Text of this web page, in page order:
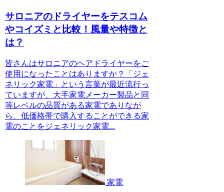
サロニアのドライヤーをテスコム
やコイズミと比較！風量や特徴と
は？
皆さんはサロニアのヘアドライヤーをご
使用になったことはありますか？「ジェ
ネリック家電」という言葉が最近流行っ
ていますが、大手家電メーカー製品と同
等レベルの品質がある家電でありなが
ら、低価格帯で購入することができる家
電のことをジェネリック家電...
家電